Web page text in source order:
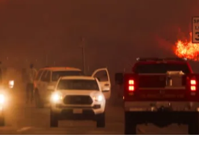
2026:
a
dejó
y
fueron
Las Islas Malvinas y
deporte: una
identidad, memoria y
pasión nacional
0SHARESShareTweet Por El
Newsroom El deporte ha sido,
de la historia, mucho más que
competencia entre equipos o